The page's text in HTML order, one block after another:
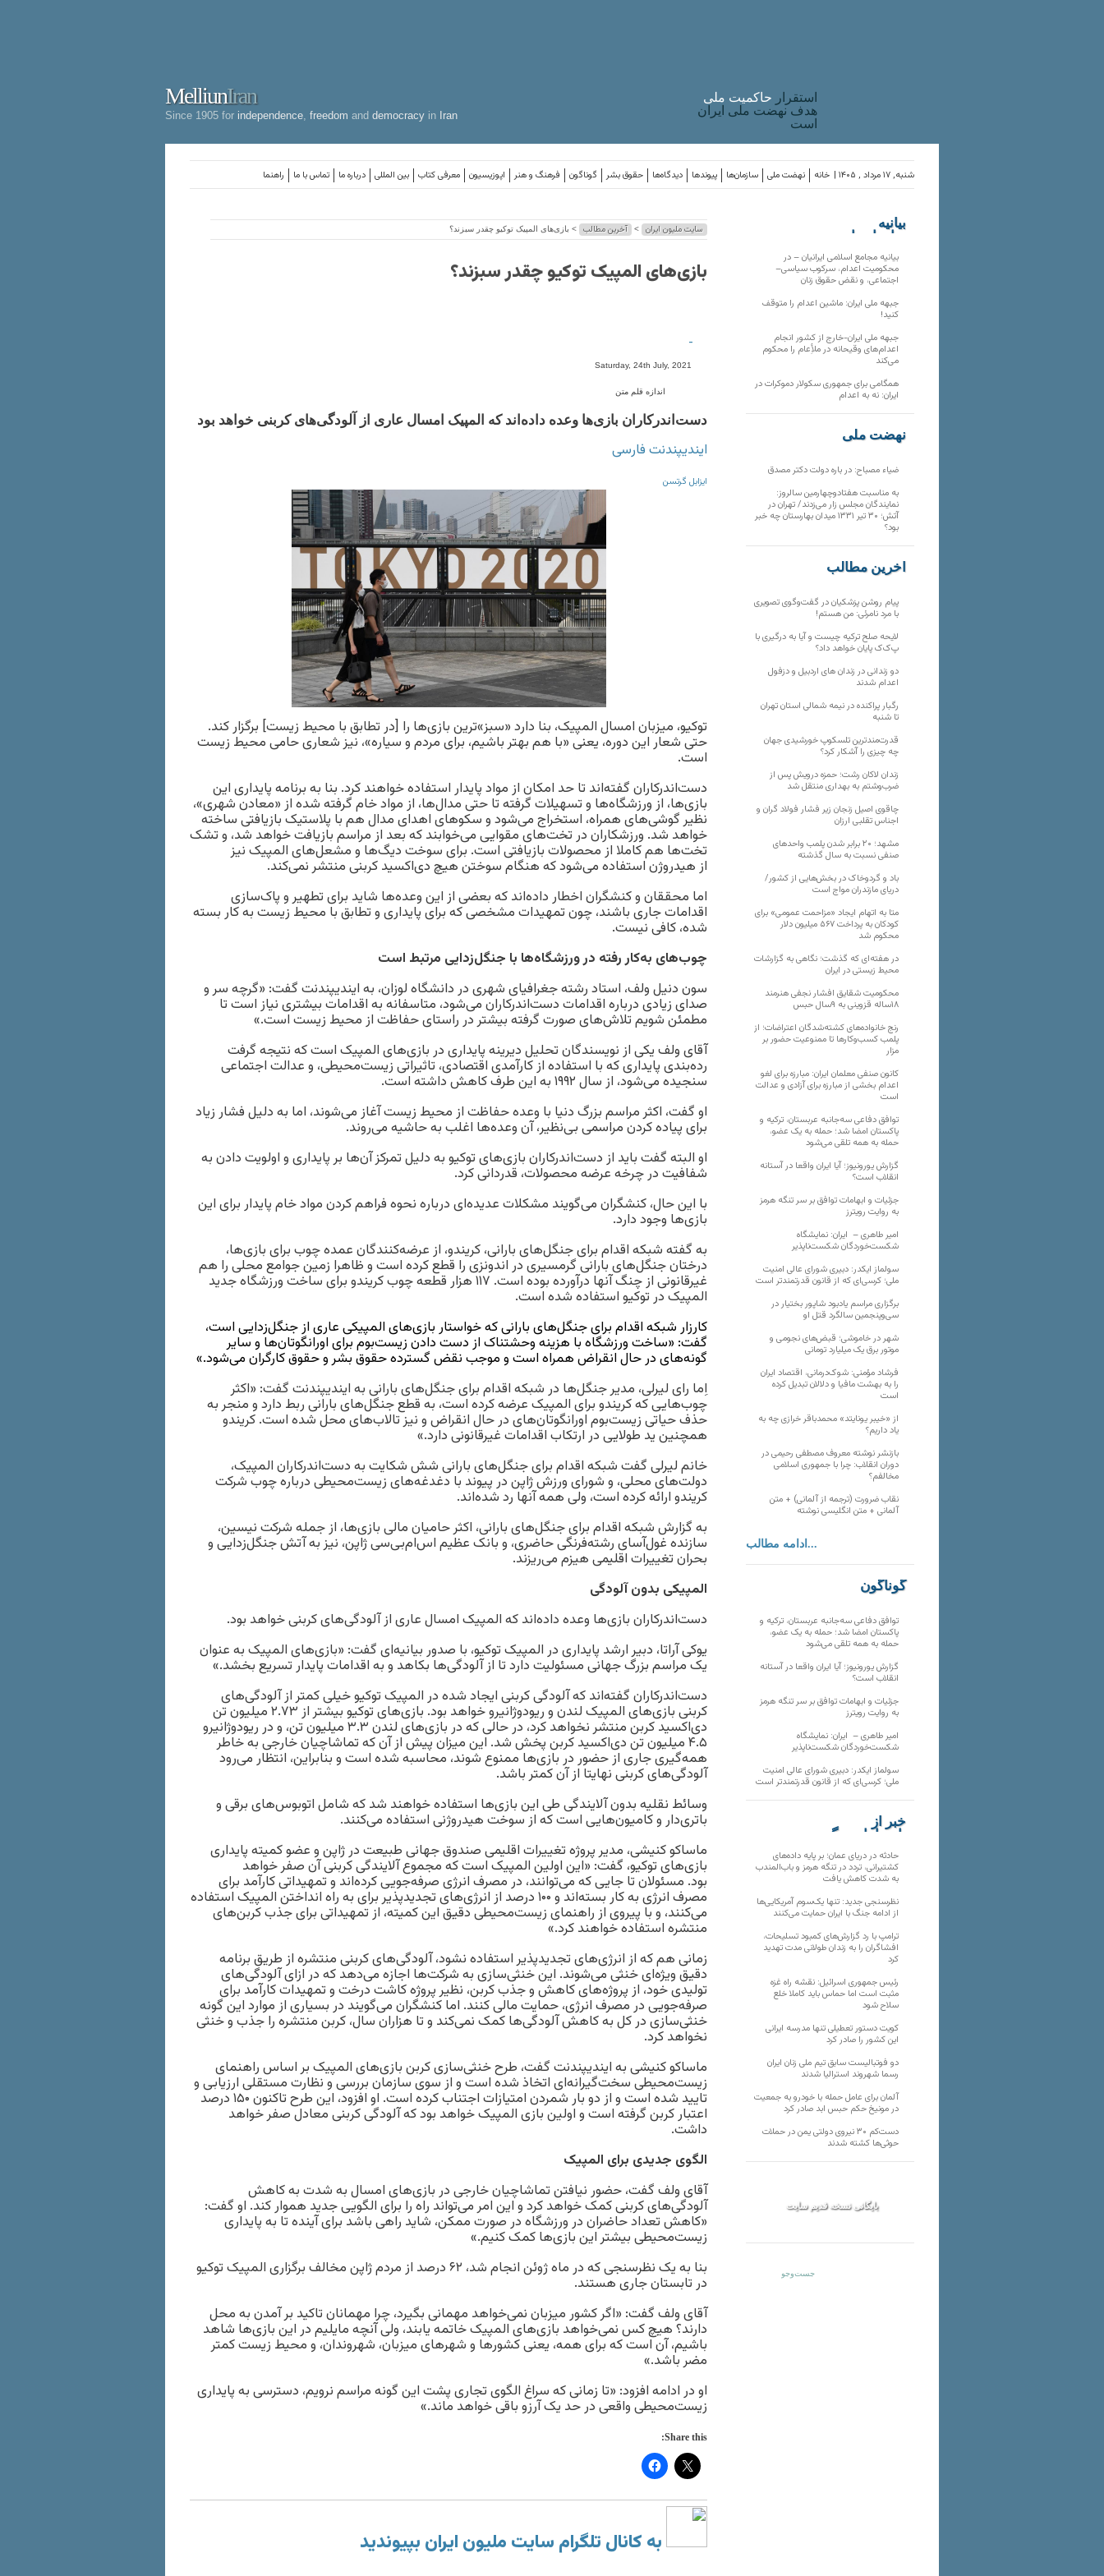
MelliunIran
Since 1905 for independence freedom and democracy in Iran
استقرار حاکميت ملی
هدف نهضت ملی ایران
است
راهنما تماس با ما درباره ما بین المللی معرفی کتاب اپوزیسیون فرهنگ و هنر گوناگون حقوق بشر دیدگاه‌ها پیوندها سازمان‌ها نهضت ملی خانه شنبه, ۱۷ مرداد , ۱۴۰۵ |
سایت ملیون ایران > آخرین مطالب > بازی‌های المپیک توکیو چقدر سبزند؟
بازی‌های المپیک توکیو چقدر سبزند؟
-
Saturday, 24th July, 2021
اندازه قلم متن
دست‌اندرکاران بازی‌ها وعده داده‌اند که المپیک امسال عاری از آلودگی‌های کربنی خواهد بود
ایندیپندنت فارسی
ایزابل گرتسن
توکیو، میزبان امسال المپیک، بنا دارد «سبز»ترین بازی‌ها را [در تطابق با محیط‌ زیست] برگزار کند.
حتی شعار این دوره، یعنی «با هم بهتر باشیم، برای مردم و سیاره»، نیز شعاری حامی محیط ‌زیست
است.
دست‌اندرکاران گفته‌اند تا حد امکان از مواد پایدار استفاده خواهند کرد. بنا به برنامه پایداری این
بازی‌ها، از ورزشگاه‌ها و تسهیلات گرفته تا حتی مدال‌‌ها، از مواد خام گرفته شده از «معادن شهری»،
نظیر گوشی‌های همراه، استخراج می‌شود و سکوهای اهدای مدال هم با پلاستیک بازیافتی ساخته
خواهد شد. ورزشکاران در تخت‌های مقوایی می‌خوابند که بعد از مراسم بازیافت خواهد شد، و تشک
تخت‌ها هم کاملا از محصولات بازیافتی است. برای سوخت دیگ‌ها و مشعل‌های المپیک نیز
از هیدروژن استفاده می‌شود که هنگام سوختن هیچ دی‌اکسید کربنی منتشر نمی‌کند.
اما محققان و کنشگران اخطار داده‌اند که بعضی از این وعده‌ها شاید برای تطهیر و پاک‌سازی
اقدامات جاری باشند، چون تمهیدات مشخصی که برای پایداری و تطابق با محیط زیست به کار بسته
شده، کافی نیست.
چوب‌های به‌کار رفته در ورزشگاه‌ها با جنگل‌زدایی مرتبط است
سون دنیل ولف، استاد رشته جغرافیای شهری در دانشگاه لوزان، به ایندیپندنت گفت: «گرچه سر و
صدای زیادی درباره اقدامات دست‌اندرکاران می‌شود، متاسفانه به اقدامات بیشتری نیاز است تا
مطمئن شویم تلاش‌های صورت گرفته بیشتر در راستای حفاظت از محیط ‌زیست است.»
آقای ولف یکی از نویسندگان تحلیل دیرینه پایداری در بازی‌های المپیک است که نتیجه گرفت
رده‌بندی پایداری که با استفاده از کارآمدی اقتصادی، تاثیراتی زیست‌محیطی، و عدالت اجتماعی
سنجیده می‌شود، از سال ۱۹۹۲ به این طرف کاهش داشته است.
او گفت، اکثر مراسم بزرگ دنیا با وعده حفاظت از محیط‌ زیست آغاز می‌شوند، اما به دلیل فشار زیاد
برای پیاده کردن مراسمی بی‌نظیر، آن وعده‌ها اغلب به حاشیه می‌روند.
او البته گفت باید از دست‌اندرکاران بازی‌های توکیو به دلیل تمرکز آن‌ها بر پایداری و اولویت دادن به
شفافیت در چرخه عرضه محصولات، قدردانی کرد.
با این حال، کنشگران می‌گویند مشکلات عدیده‌ای درباره نحوه فراهم کردن مواد خام پایدار برای این
بازی‌ها وجود دارد.
به گفته شبکه اقدام برای جنگل‌های بارانی، کریندو، از عرضه‌کنندگان عمده چوب برای بازی‌ها،
درختان جنگل‌های بارانی گرمسیری در اندونزی را قطع کرده است و ظاهرا زمین جوامع محلی را هم
غیرقانونی از چنگ آنها درآورده بوده است. ۱۱۷ هزار قطعه چوب کریندو برای ساخت ورزشگاه جدید
المپیک در توکیو استفاده شده است.
کارزار شبکه اقدام برای جنگل‌های بارانی که خواستار بازی‌های المپیکی عاری از جنگل‌زدایی است،
گفت: «ساخت ورزشگاه با هزینه وحشتناک از دست دادن زیست‌بوم برای اورانگوتان‌ها و سایر
گونه‌های در حال انقراض همراه است و موجب نقض گسترده حقوق بشر و حقوق کارگران می‌شود.»
اِما رای لیرلی، مدیر جنگل‌ها در شبکه اقدام برای جنگل‌های بارانی به ایندیپندنت گفت: «اکثر
چوب‌هایی که کریندو برای المپیک عرضه کرده است، به قطع جنگل‌های بارانی ربط دارد و منجر به
حذف حیاتی زیست‌بوم اورانگوتان‌های در حال انقراض و نیز تالاب‌های محل شده است. کریندو
همچنین ید طولایی در ارتکاب اقدامات غیرقانونی دارد.»
خانم لیرلی گفت شبکه اقدام برای جنگل‌های بارانی شش شکایت به دست‌اندرکاران المپیک،
دولت‌های محلی، و شورای ورزش ژاپن در پیوند با دغدغه‌های زیست‌محیطی درباره چوب شرکت
کریندو ارائه کرده است، ولی همه آنها رد شده‌اند.
به گزارش شبکه اقدام برای جنگل‌های بارانی، اکثر حامیان مالی بازی‌ها، از جمله شرکت نیسین،
سازنده غول‌آسای رشته‌فرنگی حاضری، و بانک عظیم اس‌ام‌بی‌سی ژاپن، نیز به آتش جنگل‌زدایی و
بحران تغییرات اقلیمی هیزم می‌ریزند.
المپیکی بدون آلودگی
دست‌اندرکاران بازی‌ها وعده داده‌اند که المپیک امسال عاری از آلودگی‌های کربنی خواهد بود.
یوکی آراتا، دبیر ارشد پایداری در المپیک توکیو، با صدور بیانیه‌ای گفت: «بازی‌های المپیک به عنوان
یک مراسم بزرگ جهانی مسئولیت دارد تا از آلودگی‌ها بکاهد و به اقدامات پایدار تسریع بخشد.»
دست‌اندرکاران گفته‌اند که آلودگی‌ کربنی ایجاد شده در المپیک توکیو خیلی کمتر از آلودگی‌های
کربنی بازی‌های المپیک لندن و ریودوژانیرو خواهد بود. بازی‌های توکیو بیشتر از ۲.۷۳ میلیون تن
دی‌اکسید کربن منتشر نخواهد کرد، در حالی که در بازی‌های لندن ۳.۳ میلیون تن، و در ریودوژانیرو
۴.۵ میلیون تن دی‌اکسید کربن پخش شد. این میزان پیش از آن که تماشاچیان خارجی به خاطر
همه‌گیری جاری از حضور در بازی‌ها ممنوع شوند، محاسبه شده است و بنابراین، انتظار می‌رود
آلودگی‌های کربنی نهایتا از آن کمتر باشد.
وسائط نقلیه بدون آلایندگی طی این بازی‌ها استفاده خواهند شد که شامل اتوبوس‌های برقی و
باتری‌دار و کامیون‌هایی است که از سوخت هیدروژنی استفاده می‌کنند.
ماساکو کنیشی، مدیر پروژه تغییرات اقلیمی صندوق جهانی طبیعت در ژاپن و عضو کمیته پایداری
بازی‌های توکیو، گفت: «این اولین المپیک است که مجموع آلایندگی کربنی آن صفر خواهد
بود. مسئولان تا جایی که می‌توانند، در مصرف انرژی صرفه‌جویی کرده‌اند و تمهیداتی کارآمد برای
مصرف انرژی به کار بسته‌اند و ۱۰۰ درصد از انرژی‌های تجدیدپذیر برای به راه انداختن المپیک استفاده
می‌کنند، و با پیروی از راهنمای زیست‌محیطی دقیق این کمیته، از تمهیداتی برای جذب کربن‌های
منتشره استفاده خواهند کرد.»
زمانی هم که از انرژی‌های تجدیدپذیر استفاده نشود، آلودگی‌های کربنی منتشره از طریق برنامه
دقیق ویژه‌ای خنثی می‌شوند. این خنثی‌سازی به شرکت‌ها اجازه می‌دهد که در ازای آلودگی‌های
تولیدی خود، از پروژه‌های کاهش و جذب کربن، نظیر پروژه کاشت درخت و تمهیدات کارآمد برای
صرفه‌جویی در مصرف انرژی، حمایت مالی کنند. اما کنشگران می‌گویند در بسیاری از موارد این گونه
خنثی‌سازی در کل به کاهش آلودگی‌ها کمک نمی‌کند و تا هزاران سال، کربن منتشره را جذب و خنثی
نخواهد کرد.
ماساکو کنیشی به ایندیپندنت گفت، طرح خنثی‌سازی کربن بازی‌های المپیک بر اساس راهنمای
زیست‌محیطی سخت‌گیرانه‌ای اتخاذ شده است و از سوی سازمان بررسی و نظارت مستقلی ارزیابی و
تایید شده است و از دو بار شمردن امتیازات اجتناب کرده است. او افزود، این طرح تاکنون ۱۵۰ درصد
اعتبار کربن گرفته است و اولین بازی المپیک خواهد بود که آلودگی کربنی معادل صفر خواهد
داشت.
الگوی جدیدی برای المپیک
آقای ولف گفت، حضور نیافتن تماشاچیان خارجی در بازی‌های امسال به شدت به کاهش
آلودگی‌های کربنی کمک خواهد کرد و این امر می‌تواند راه را برای الگویی جدید هموار کند. او گفت:
«کاهش تعداد حاضران در ورزشگاه در صورت ممکن، شاید راهی باشد برای آینده تا به پایداری
زیست‌محیطی بیشتر این بازی‌ها کمک کنیم.»
بنا به یک نظرسنجی که در ماه ژوئن انجام شد، ۶۲ درصد از مردم ژاپن مخالف برگزاری المپیک توکیو
در تابستان جاری هستند.
آقای ولف گفت: «اگر کشور میزبان نمی‌خواهد مهمانی بگیرد، چرا مهمانان تاکید بر آمدن به محل
دارند؟ هیچ کس نمی‌خواهد بازی‌های المپیک خاتمه یابند، ولی آنچه مایلیم در این بازی‌ها شاهد
باشیم، آن است که برای همه، یعنی کشورها و شهرهای میزبان، شهروندان، و محیط زیست کمتر
مضر باشد.»
او در ادامه افزود: «تا زمانی که سراغ الگوی تجاری پشت این گونه مراسم نرویم، دسترسی به پایداری
زیست‌محیطی واقعی در حد یک آرزو باقی خواهد ماند.»
Share this:
به کانال تلگرام سایت ملیون ایران بپیوندید
بیانیه
سازمان‌های
بیانیه مجامع اسلامی ایرانیان – در
محکومیت اعدام، سرکوب سیاسی–
اجتماعی، و نقض حقوق زنان
جبهه ملی ایران: ماشین اعدام را متوقف
کنید!
جبهه ملی ایران-خارج از کشور انجام
اعدام‌های وقیحانه در ملأِعام را محکوم
می‌کند
همگامی برای جمهوری سکولار دموکرات در
ایران: نه به اعدام
نهضت ملی
ضیاء مصباح: در باره دولت دکتر مصدق
به مناسبت هفتادوچهارمین سالروز:
نمایندگان مجلس زار می‌زدند/ تهران در
آتش؛ ۳۰ تیر ۱۳۳۱ میدان بهارستان چه خبر
بود؟
آخرین مطالب
پیام روشن پزشکیان در گفت‌و‌گوی تصویری
با مرد نامرئی: من هستم!
لایحه صلح ترکیه چیست و آیا به درگیری با
پ‌ک‌ک پایان خواهد داد؟
دو زندانی در زندان های اردبیل و دزفول
اعدام شدند
رگبار پراکنده در نیمه شمالی استان تهران
تا شنبه
قدرت‌مندترین تلسکوپ خورشیدی جهان
چه چیزی را آشکار کرد؟
زندان لاکان رشت؛ حمزه درویش پس از
ضرب‌وشتم به بهداری منتقل شد
چاقوی اصیل زنجان زیر فشار فولاد گران و
اجناس تقلبی ارزان
مشهد؛ ۲۰ برابر شدن پلمب واحدهای
صنفی نسبت به سال گذشته
باد و گردوخاک در بخش‌هایی از کشور/
دریای مازندران مواج است
متا به اتهام ایجاد «مزاحمت عمومی» برای
کودکان به پرداخت ۵۶۷ میلیون دلار
محکوم شد
در هفته‌ای که گذشت؛ نگاهی به گزارشات
محیط زیستی در ایران
محکومیت شقایق افشار نجفی هنرمند
۱۸ساله قزوینی به ۹سال حبس
رنج خانواده‌های کشته‌شدگان اعتراضات؛ از
پلمب کسب‌وکارها تا ممنوعیت حضور بر
مزار
کانون صنفی معلمان ایران: مبارزه برای لغو
اعدام بخشی از مبارزه برای آزادی و عدالت
است
توافق دفاعی سه‌جانبه عربستان، ترکیه و
پاکستان امضا شد؛ حمله به یک عضو،
حمله به همه تلقی می‌شود
گزارش یورونیوز؛ آیا ایران واقعا در آستانه
انقلاب است؟
جزئیات و ابهامات توافق بر سر تنگه هرمز
به روایت رویترز
امیر طاهری – ایران: نمایشگاه
شکست‌خوردگان شکست‌ناپذیر
سولماز ایکدر: دبیری شورای عالی امنیت
ملی؛ کرسی‌ای که از قانون قدرتمندتر است
برگزاری مراسم یادبود شاپور بختیار در
سی‌وپنجمین سالگرد قتل او
شهر در خاموشی؛ قبض‌های نجومی و
موتور برق یک میلیارد تومانی
فرشاد مؤمنی: شوک‌درمانی، اقتصاد ایران
را به بهشت مافیا و دلالان تبدیل کرده
است
از «خیبر یونایتد» محمدباقر خرازی چه به
یاد داریم؟
بازنشر نوشته معروف مصطفی رحیمی در
دوران انقلاب: چرا با جمهوری اسلامی
مخالفم؟
نقاب ضرورت (ترجمه از آلمانی) + متن
آلمانی + متن انگلیسی نوشته
ادامه مطالب...
گوناگون
توافق دفاعی سه‌جانبه عربستان، ترکیه و
پاکستان امضا شد؛ حمله به یک عضو،
حمله به همه تلقی می‌شود
گزارش یورونیوز؛ آیا ایران واقعا در آستانه
انقلاب است؟
جزئیات و ابهامات توافق بر سر تنگه هرمز
به روایت رویترز
امیر طاهری – ایران: نمایشگاه
شکست‌خوردگان شکست‌ناپذیر
سولماز ایکدر: دبیری شورای عالی امنیت
ملی؛ کرسی‌ای که از قانون قدرتمندتر است
خبر از
تارنماهای دیگر
حادثه در دریای عمان؛ بر پایه داده‌های
کشتیرانی، تردد در تنگه هرمز و باب‌المندب
به شدت کاهش یافت
نظرسنجی جدید: تنها یک‌سوم آمریکایی‌ها
از ادامه جنگ با ایران حمایت می‌کنند
ترامپ با رد گزارش‌های کمبود تسلیحات،
افشاگران را به زندان طولانی مدت تهدید
کرد
رئیس‌ جمهوری اسرائیل: نقشه راه غزه
مثبت است اما حماس باید کاملا خلع
سلاح شود
کویت دستور تعطیلی تنها مدرسه ایرانی
این کشور را صادر کرد
دو فوتبالیست سابق تیم ملی زنان ایران
رسما شهروند استرالیا شدند
آلمان برای عامل حمله با خودرو به جمعیت
در مونیخ حکم حبس ابد صادر کرد
دست‌کم ۳۰ نیروی دولتی یمن در حملات
حوثی‌ها کشته شدند
بایگانی نسخه قدیم سایت